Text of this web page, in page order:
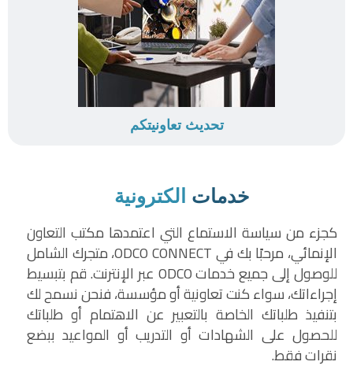
تحديث تعاونيتكم
خدمات الكترونية
كجزء من سياسة الاستماع التي اعتمدها مكتب التعاون
الإنمائي، مرحبًا بك في ODCO CONNECT، متجرك الشامل
للوصول إلى جميع خدمات ODCO عبر الإنترنت. قم بتبسيط
إجراءاتك، سواء كنت تعاونية أو مؤسسة، فنحن نسمح لك
بتنفيذ طلباتك الخاصة بالتعبير عن الاهتمام أو طلباتك
للحصول على الشهادات أو التدريب أو المواعيد ببضع
نقرات فقط.